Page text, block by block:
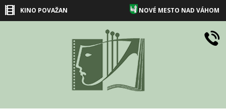
KINO POVAŽAN NOVÉ MESTO NAD VÁHOM